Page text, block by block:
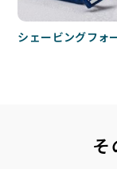
シェービングフォ